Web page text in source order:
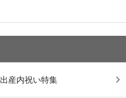
出産内祝い特集